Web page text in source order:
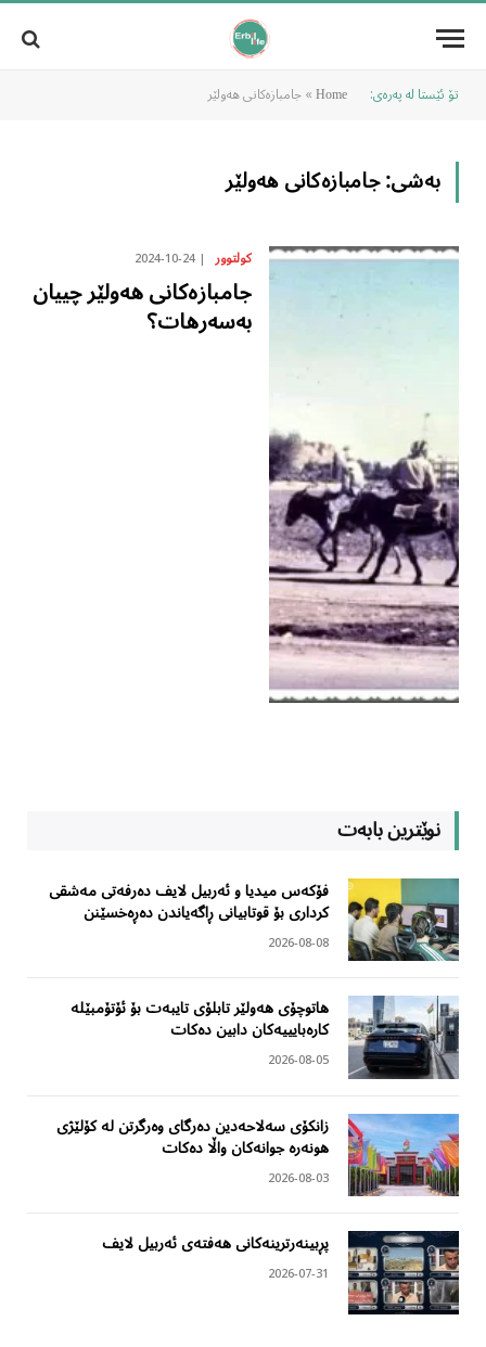
تۆ ئێستا لە پەرەی: Home
»جامبازەکانی هەولێر
بەشی:جامبازەکانی هەولێر
کولتوور 2024-10-24
جامبازەكانی هەولێر چییان
بەسەرهات؟
نوێترین بابەت
فۆکەس میدیا و ئەربیل لایف دەرفەتی مەشقی
کرداری بۆ قوتابیانی ڕاگەیاندن دەڕەخسێنن
2026-08-08
هاتوچۆی هەولێر تابلۆی تایبەت بۆ ئۆتۆمبێلە
کارەبایییەکان دابین دەکات
2026-08-05
زانکۆی سەلاحەدین دەرگای وەرگرتن لە کۆلێژی
هونەرە جوانەکان واڵا دەکات
2026-08-03
پڕبینەرترینەکانی هەفتەی ئەربیل لایف
2026-07-31